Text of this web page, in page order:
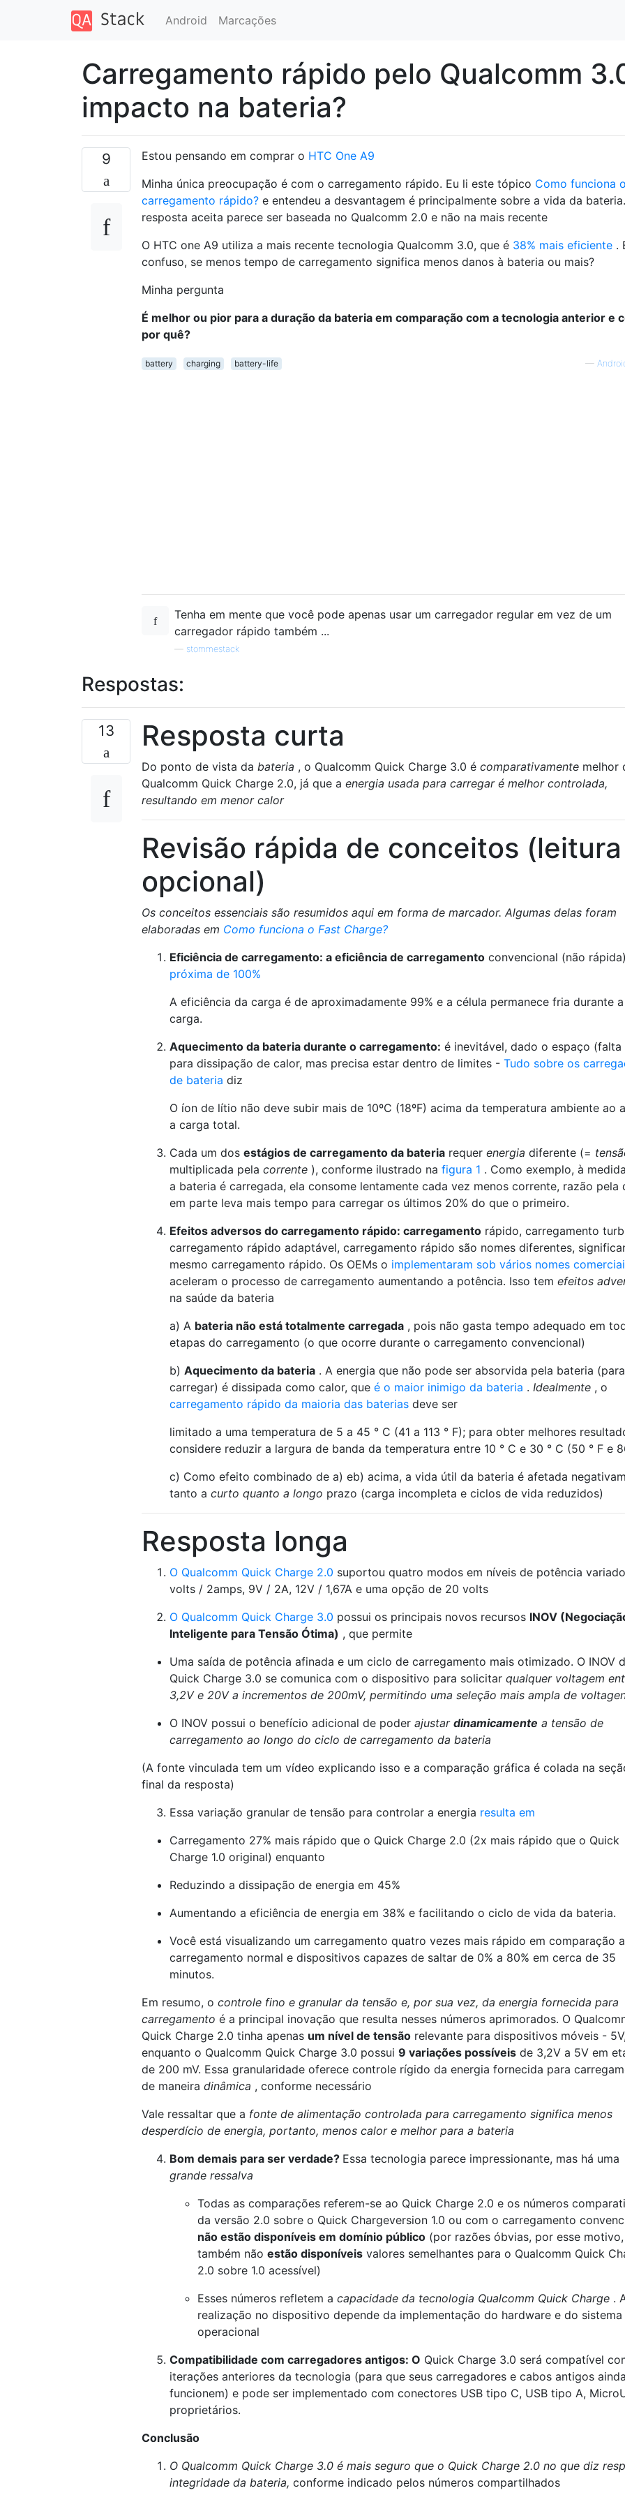
Android Marcações
Carregamento rápido pelo Qualcomm
impacto na bateria?
9 Estou pensando em comprar o HTC One A9
Minha única preocupação é com o carregamento rápido. Eu li este tópico Como funciona o
carregamento rápido? e entendeu a desvantagem é principalmente sobre a vida da
resposta aceita parece ser baseada no Qualcomm 2.0 e não na mais recente
O HTC one A9 utiliza a mais recente tecnologia Qualcomm 3.0, que é 38% mais eficiente .
confuso, se menos tempo de carregamento significa menos danos à bateria ou mais?
Minha pergunta
É melhor ou pior para a duração da bateria em comparação com a tecnologia anterior e
por quê?
battery charging battery-life —
Tenha em mente que você pode apenas usar um carregador regular em vez de um
carregador rápido também ...
stommestack
Respostas:
13 Resposta curta
Do ponto de vista da bateria , o Qualcomm Quick Charge 3.0 é comparativamente melhor
Qualcomm Quick Charge 2.0, já que a energia usada para carregar é melhor controlada,
resultando em menor calor
Revisão rápida de conceitos (leitura
opcional)
Os conceitos essenciais são resumidos aqui em forma de marcador. Algumas delas foram
elaboradas em Como funciona o Fast Charge?
Eficiência de carregamento: a eficiência de carregamento convencional (não
próxima de 100%
A eficiência da carga é de aproximadamente 99% e a célula permanece fria durante a
carga.
Aquecimento da bateria durante o carregamento: é inevitável, dado o espaço (falta
para dissipação de calor, mas precisa estar dentro de limites - Tudo sobre os
de bateria diz
O íon de lítio não deve subir mais de 10ºC (18ºF) acima da temperatura ambiente ao
a carga total.
Cada um dos estágios de carregamento da bateria requer energia diferente (=
multiplicada pela corrente ), conforme ilustrado na figura 1 . Como exemplo, à
a bateria é carregada, ela consome lentamente cada vez menos corrente, razão pela
em parte leva mais tempo para carregar os últimos 20% do que o primeiro.
Efeitos adversos do carregamento rápido: carregamento rápido, carregamento
carregamento rápido adaptável, carregamento rápido são nomes diferentes,
mesmo carregamento rápido. Os OEMs o implementaram sob vários nomes
aceleram o processo de carregamento aumentando a potência. Isso tem efeitos
na saúde da bateria
a) A bateria não está totalmente carregada , pois não gasta tempo adequado em
etapas do carregamento (o que ocorre durante o carregamento convencional)
b) Aquecimento da bateria . A energia que não pode ser absorvida pela bateria (para
carregar) é dissipada como calor, que é o maior inimigo da bateria . Idealmente , o
carregamento rápido da maioria das baterias deve ser
limitado a uma temperatura de 5 a 45 ° C (41 a 113 ° F); para obter melhores
considere reduzir a largura de banda da temperatura entre 10 ° C e 30 ° C (50 ° F e
c) Como efeito combinado de a) eb) acima, a vida útil da bateria é afetada
tanto a curto quanto a longo prazo (carga incompleta e ciclos de vida reduzidos)
Resposta longa
O Qualcomm Quick Charge 2.0 suportou quatro modos em níveis de potência
volts / 2amps, 9V / 2A, 12V / 1,67A e uma opção de 20 volts
O Qualcomm Quick Charge 3.0 possui os principais novos recursos INOV
Inteligente para Tensão Ótima) , que permite
Uma saída de potência afinada e um ciclo de carregamento mais otimizado. O INOV
Quick Charge 3.0 se comunica com o dispositivo para solicitar qualquer voltagem
3,2V e 20V a incrementos de 200mV, permitindo uma seleção mais ampla de
O INOV possui o benefício adicional de poder ajustar dinamicamente a tensão de
carregamento ao longo do ciclo de carregamento da bateria
(A fonte vinculada tem um vídeo explicando isso e a comparação gráfica é colada na
final da resposta)
Essa variação granular de tensão para controlar a energia resulta em
Carregamento 27% mais rápido que o Quick Charge 2.0 (2x mais rápido que o Quick
Charge 1.0 original) enquanto
Reduzindo a dissipação de energia em 45%
Aumentando a eficiência de energia em 38% e facilitando o ciclo de vida da bateria.
Você está visualizando um carregamento quatro vezes mais rápido em comparação
carregamento normal e dispositivos capazes de saltar de 0% a 80% em cerca de 35
minutos.
Em resumo, o controle fino e granular da tensão e, por sua vez, da energia fornecida para
carregamento é a principal inovação que resulta nesses números aprimorados. O
Quick Charge 2.0 tinha apenas um nível de tensão relevante para dispositivos móveis - 5V,
enquanto o Qualcomm Quick Charge 3.0 possui 9 variações possíveis de 3,2V a 5V em
de 200 mV. Essa granularidade oferece controle rígido da energia fornecida para
de maneira dinâmica , conforme necessário
Vale ressaltar que a fonte de alimentação controlada para carregamento significa menos
desperdício de energia, portanto, menos calor e melhor para a bateria
Bom demais para ser verdade? Essa tecnologia parece impressionante, mas há uma
grande ressalva
Todas as comparações referem-se ao Quick Charge 2.0 e os números
da versão 2.0 sobre o Quick Chargeversion 1.0 ou com o carregamento
não estão disponíveis em domínio público (por razões óbvias, por esse motivo,
também não estão disponíveis valores semelhantes para o Qualcomm Quick
2.0 sobre 1.0 acessível)
Esses números refletem a capacidade da tecnologia Qualcomm Quick Charge .
realização no dispositivo depende da implementação do hardware e do sistema
operacional
Compatibilidade com carregadores antigos: O Quick Charge 3.0 será compatível
iterações anteriores da tecnologia (para que seus carregadores e cabos antigos ainda
funcionem) e pode ser implementado com conectores USB tipo C, USB tipo A,
proprietários.
Conclusão
O Qualcomm Quick Charge 3.0 é mais seguro que o Quick Charge 2.0 no que diz
integridade da bateria, conforme indicado pelos números compartilhados